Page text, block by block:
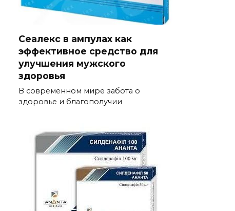
Сеалекс в ампулах как
эффективное средство для
улучшения мужского
здоровья
В современном мире забота о
здоровье и благополучии